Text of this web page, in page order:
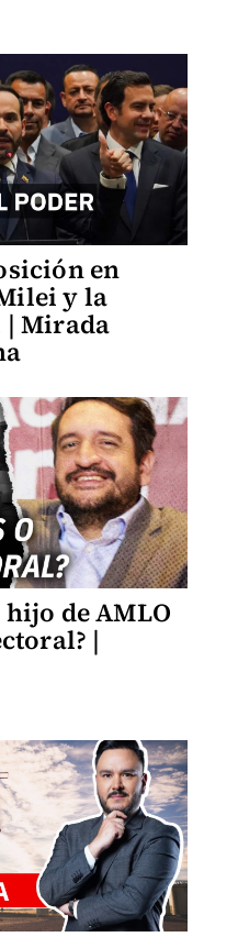
en
y la
| Mirada
de AMLO
|